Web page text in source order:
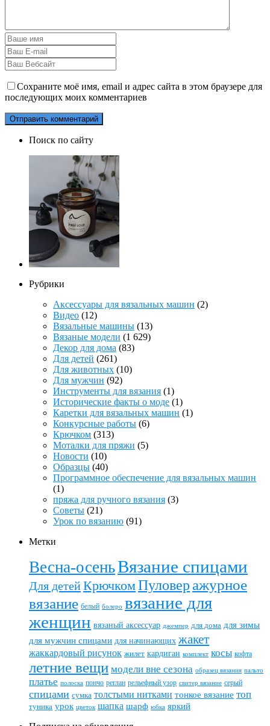
Сохраните моё имя, email и адрес сайта в этом браузере для
последующих моих комментариев
Поиск по сайту
Рубрики
Аксессуары для вязальных машин (2)
Видео (12)
Вязальные машины (13)
Вязаные модели (1 629)
Декор для дома (83)
Для детей (261)
Для животных (10)
Для мужчин (92)
Инструменты для вязания (1)
Исторические факты о моде (1)
Каретки для вязальных машин (1)
Конкурсные работы (6)
Крючком (313)
Моталки для пряжи (5)
Новости (10)
Образцы (40)
Программное обеспечение для вязальных машин
(1)
пряжа для ручного вязания (3)
Советы (21)
Урок по вязанию (91)
Метки
Весна-осеньВязание спицами
Для детейКрючкомПуловер ажурное
вязание белый болеро вязание для
женщин вязаный аксессуар джемпер для дома для зимы
для мужчин спицами для начинающих жакет
жаккардовый рисунок жилет кардиган комплект косы кофта
летние вещи модели вне сезона образец вязания пальто
платье полоска пончо реглан рельефный узор свитер вязание серый
спицами сумка толстыми нитками тонкое вязание топ
туника урок цветок шапка шарф юбка яркий